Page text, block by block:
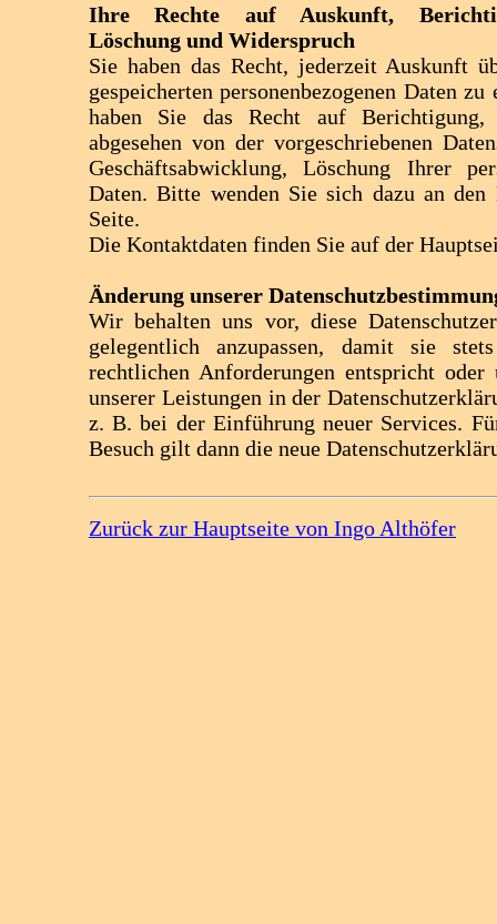
Ihre Rechte auf Auskunft,
Löschung und Widerspruch
Sie haben das Recht, jederzeit Auskunft
gespeicherten personenbezogenen Daten zu
haben Sie das Recht auf Berichtigung,
abgesehen von der vorgeschriebenen
Geschäftsabwicklung, Löschung Ihrer
Daten. Bitte wenden Sie sich dazu an den
Seite.
Die Kontaktdaten finden Sie auf der
Änderung unserer
Wir behalten uns vor, diese
gelegentlich anzupassen, damit sie
rechtlichen Anforderungen entspricht oder
unserer Leistungen in der
z. B. bei der Einführung neuer Services.
Besuch gilt dann die neue
Zurück zur Hauptseite von Ingo Althöfer